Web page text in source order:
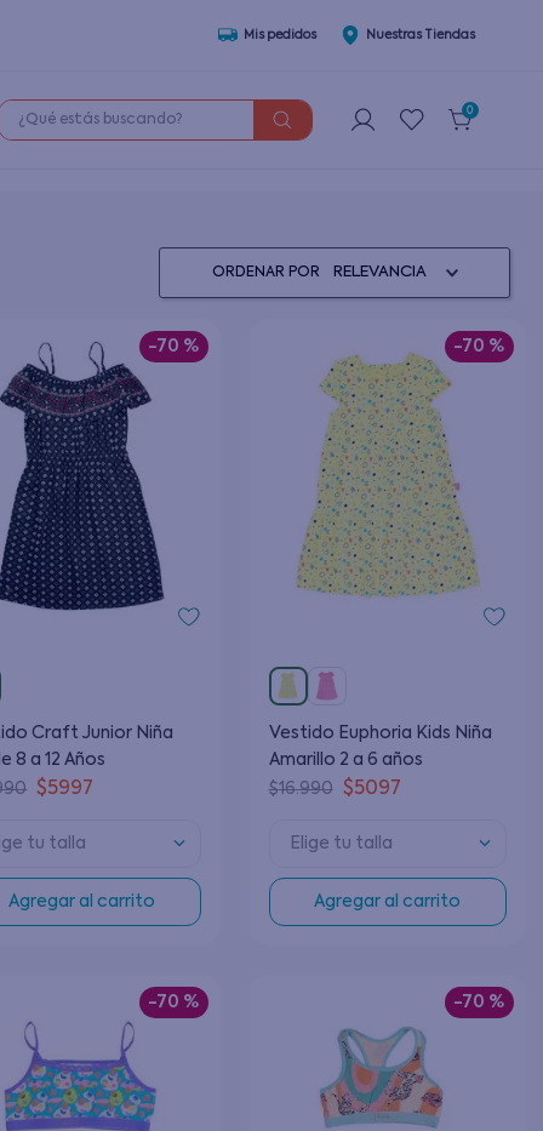
Mis pedidos Nuestras Tiendas
estás buscando? 0
ORDENAR POR RELEVANCIA
-70 %
Craft Junior Niña
8 a 12 Años
$5997
tu talla
Agregar al carrito
-70 %
Vestido Euphoria Kids Niña
Amarillo 2 a 6 años
$16.990 $5097
Elige tu talla
Agregar al carrito
-70 % -70 %